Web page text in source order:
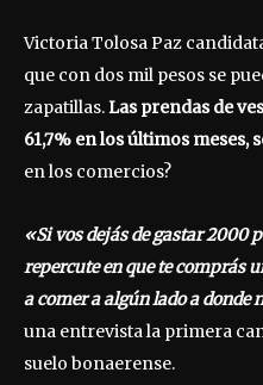
Victoria Tolosa Paz
que con dos mil pesos se
zapatillas.Las prendas de
61,7% en los últimos meses,
en los comercios?
«Si vos dejás de gastar 2000
repercute en que te comprás
a comer a algún lado a donde
una entrevista la primera
suelo bonaerense.